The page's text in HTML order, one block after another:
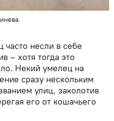
часто несли в себе
– хотя тогда это
Некий умелец на
сразу нескольким
улиц, заколотив
его от кошачьего